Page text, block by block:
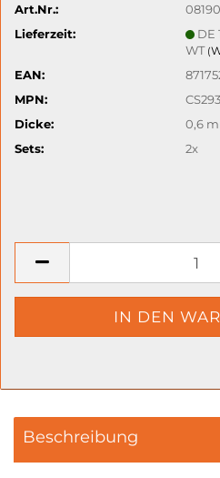
Art.Nr.:
Lieferzeit:
DE
WT (
EAN:
MPN:
Dicke:
0,6
Sets:
2x
Beschreibung